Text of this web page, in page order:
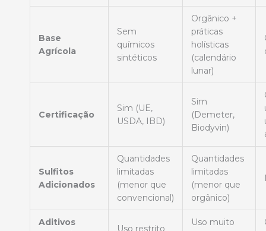
Base
Agrícola
Sem
químicos
sintéticos
Orgânico +
práticas
holísticas
(calendário
lunar)
Certificação
Sim (UE,
USDA, IBD)
Sim
(Demeter,
Biodyvin)
Sulfitos
Adicionados
Quantidades
limitadas
(menor que
convencional)
Quantidades
limitadas
(menor que
orgânico)
Aditivos
Uso restrito
Uso muito